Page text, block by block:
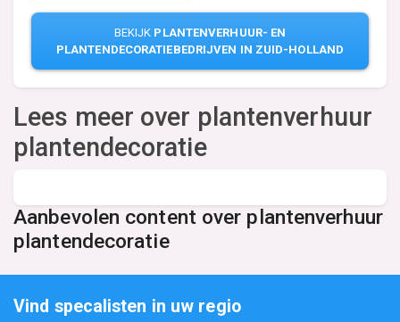
BEKIJK PLANTENVERHUUR- EN
PLANTENDECORATIEBEDRIJVEN IN ZUID-HOLLAND
Lees meer over plantenverhuur
plantendecoratie
Aanbevolen content over plantenverhuur
plantendecoratie
Vind specalisten in uw regio